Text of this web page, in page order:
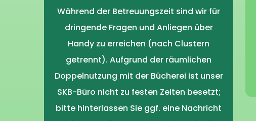
Während der Betreuungszeit sind wir für
dringende Fragen und Anliegen über
Handy zu erreichen (nach Clustern
getrennt). Aufgrund der räumlichen
Doppelnutzung mit der Bücherei ist unser
SKB-Büro nicht zu festen Zeiten besetzt;
bitte hinterlassen Sie ggf. eine Nachricht